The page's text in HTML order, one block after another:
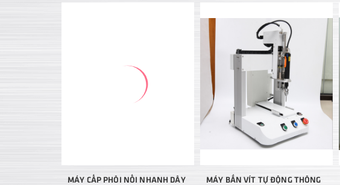
MÁY CẤP PHÔI NỐI NHANH DÂY
MÁY BẮN VÍT TỰ ĐỘNG THÔNG